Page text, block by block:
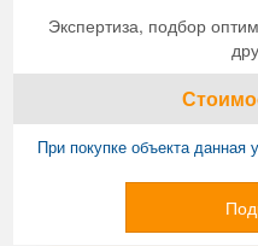
Экспертиза, подбор
При покупке объекта данная